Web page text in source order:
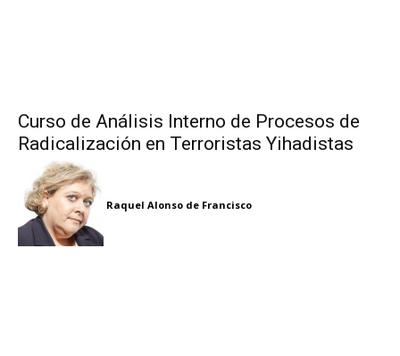
Curso de Análisis Interno de Procesos de
Radicalización en Terroristas Yihadistas
Raquel Alonso de Francisco